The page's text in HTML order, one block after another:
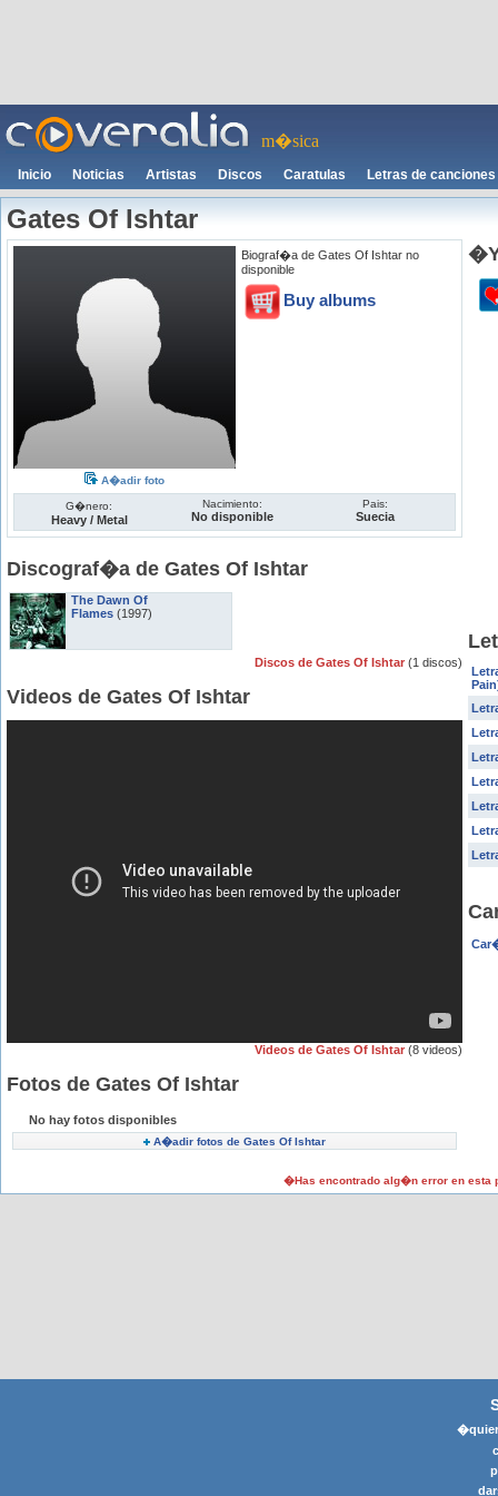
m�sica
Inicio Noticias Artistas Discos Caratulas Letras de canciones
Gates Of Ishtar
A�adir foto
Biograf�a de Gates Of Ishtar no
disponible
Buy albums
G�nero:
Heavy / Metal
Nacimiento:
No disponible
Pais:
Suecia
Discograf�a de Gates Of Ishtar
The Dawn Of
Flames (1997)
Discos de Gates Of Ishtar (1 discos)
Videos de Gates Of Ishtar
Videos de Gates Of Ishtar (8 videos)
Fotos de Gates Of Ishtar
No hay fotos disponibles
A�adir fotos de Gates Of Ishtar
�Has encontrado alg�n error en esta